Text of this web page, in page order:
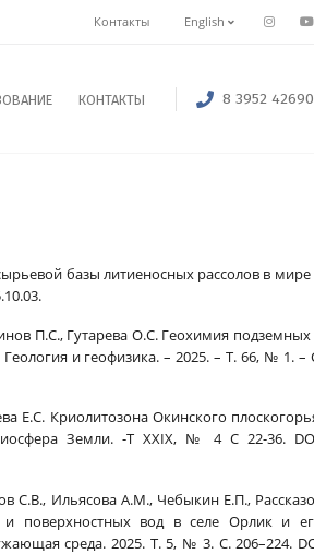
Контакты English
КОНТАКТЫ 8 3952
базы литиеносных рассолов в мире
П.С., Гутарева О.С. Геохимия подземных
и геофизика. – 2025. – Т. 66, № 1. –
Е.С. Криолитозона Окинского
Земли. -Т XXIX, № 4 С 22-36.
С.В., Ильясова А.М., Чебыкин Е.П.,
и поверхностных вод в селе Орлик и
среда. 2025. Т. 5, № 3. С. 206–224.